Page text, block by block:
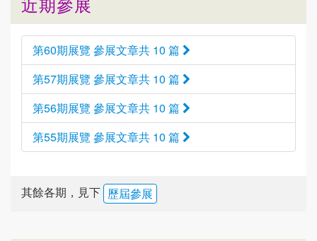
第60期展覽 參展文章共 10 篇
第57期展覽 參展文章共 10 篇
第56期展覽 參展文章共 10 篇
第55期展覽 參展文章共 10 篇
其餘各期，見下 歷屆參展